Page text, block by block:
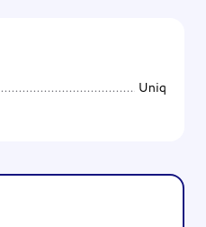
Uniq